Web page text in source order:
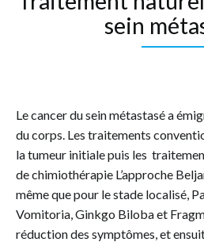
sein
Le cancer du sein métastasé a
du corps. Les traitements
la tumeur initiale puis les
de chimiothérapie L’approche
même que pour le stade localisé,
Vomitoria, Ginkgo Biloba et
réduction des symptômes, et